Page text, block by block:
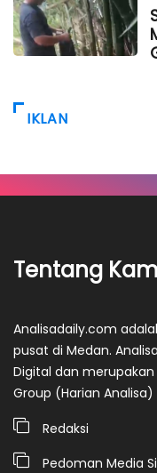
IKLAN
Tentang
Analisadaily.com
pusat di Medan.
Digital dan
Group (Harian Analisa)
Redaksi
Pedoman Media